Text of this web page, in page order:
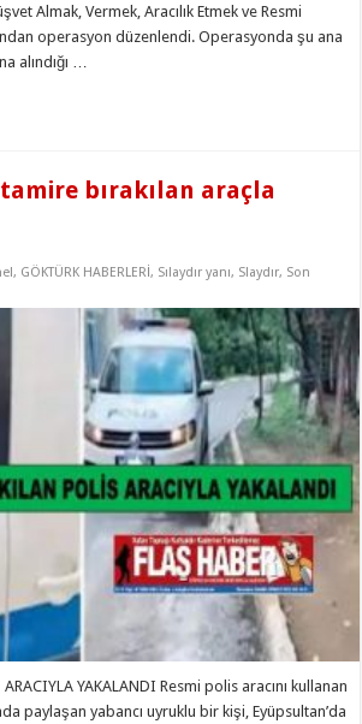
Almak, Vermek, Aracılık Etmek ve Resmi
operasyon düzenlendi. Operasyonda şu ana
alındığı …
bırakılan araçla
, GÖKTÜRK HABERLERİ, Sılaydır yanı, Slaydır, Son
YAKALANDI Resmi polis aracını kullanan
paylaşan yabancı uyruklu bir kişi, Eyüpsultan’da